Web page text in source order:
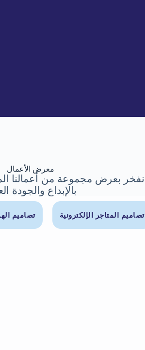
معرض الأعمال
نفخر بعرض مجموعة من أعمالنا
بالإبداع والجودة
تصاميم المتاجر الإلكترونية تصاميم